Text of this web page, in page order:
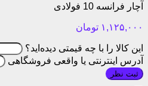
آچار فرانسه 10 فولادی
۱,۱۲۵,۰۰۰ تومان
این کالا را با چه قیمتی دیده‌اید؟
آدرس اینترنتی یا واقعی فروشگاهی
ثبت نظر